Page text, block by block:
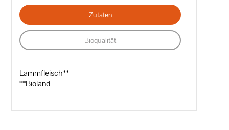
Zutaten
Bioqualität
Lammfleisch**
**Bioland